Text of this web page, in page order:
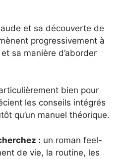
et sa découverte de
progressivement à
sa manière d’aborder
bien pour
les conseils intégrés
qu’un manuel théorique.
: un roman feel-
de vie, la routine, les